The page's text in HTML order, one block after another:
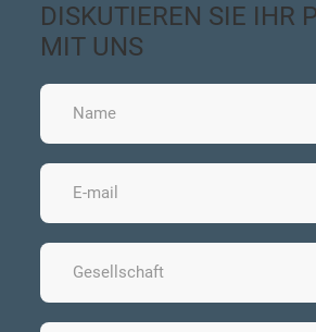
DISKUTIEREN SIE IHR
MIT UNS